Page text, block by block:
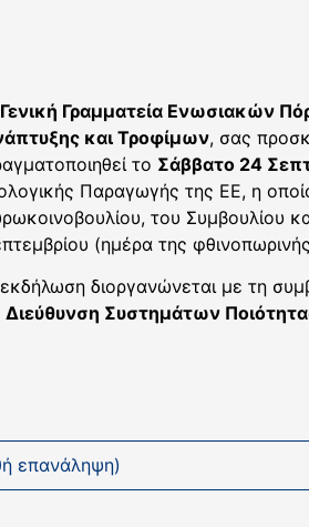
Γενική Γραμματεία Ενωσιακών
και Τροφίμων, σας
το Σάββατο 24
Παραγωγής της ΕΕ, η
του Συμβουλίου
(ημέρα της
διοργανώνεται με τη
Διεύθυνση Συστημάτων
επανάληψη)